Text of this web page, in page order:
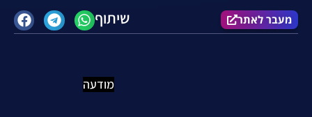
מעבר לאתר שיתוף
מודעה